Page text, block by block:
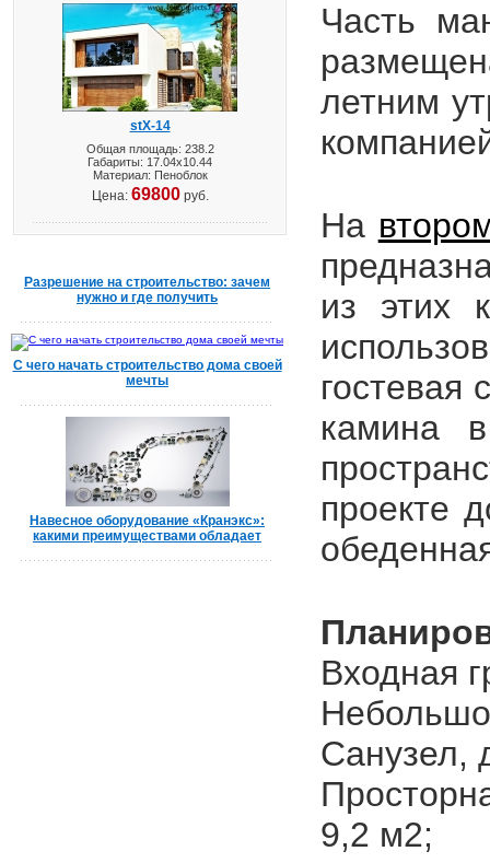
stX-14
Общая площадь: 238.2
Габариты: 17.04х10.44
Материал: Пеноблок
Цена: 69800руб.
Разрешение на строительство: зачем
нужно и где получить
С чего начать строительство дома своей
мечты
Навесное оборудование «Кранэкс»:
какими преимуществами обладает
Часть
летним
На
из этих
гостевая
камина
проекте
Входная
Санузел,
9,2 м2;